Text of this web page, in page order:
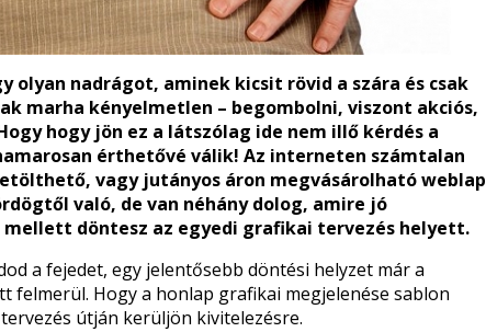
olyan nadrágot, aminek kicsit rövid a szára és csak
marha kényelmetlen – begombolni, viszont akciós,
hogy jön ez a látszólag ide nem illő kérdés a
érthetővé válik! Az interneten számtalan
vagy jutányos áron megvásárolható weblap
való, de van néhány dolog, amire jó
döntesz az egyedi grafikai tervezés helyett.
a fejedet, egy jelentősebb döntési helyzet már a
felmerül. Hogy a honlap grafikai megjelenése sablon
útján kerüljön kivitelezésre.